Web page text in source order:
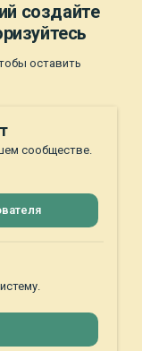
создайте
оставить
сообществе.